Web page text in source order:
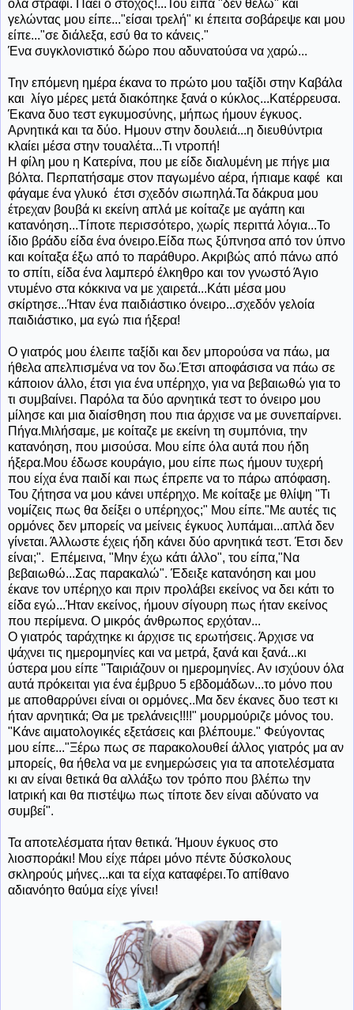
όλα στράφι. Πάει ο στόχος!...Του είπα "δεν θέλω" και
γελώντας μου είπε..."είσαι τρελή" κι έπειτα σοβάρεψε και μου
είπε..."σε διάλεξα, εσύ θα το κάνεις."
Ένα συγκλονιστικό δώρο που αδυνατούσα να χαρώ...
Την επόμενη ημέρα έκανα το πρώτο μου ταξίδι στην Καβάλα
και λίγο μέρες μετά διακόπηκε ξανά ο κύκλος...Κατέρρευσα.
Έκανα δυο τεστ εγκυμοσύνης, μήπως ήμουν έγκυος.
Αρνητικά και τα δύο. Ημουν στην δουλειά...η διευθύντρια
κλαίει μέσα στην τουαλέτα...Τι ντροπή!
Η φίλη μου η Κατερίνα, που με είδε διαλυμένη με πήγε μια
βόλτα. Περπατήσαμε στον παγωμένο αέρα, ήπιαμε καφέ και
φάγαμε ένα γλυκό έτσι σχεδόν σιωπηλά.Τα δάκρυα μου
έτρεχαν βουβά κι εκείνη απλά με κοίταζε με αγάπη και
κατανόηση...Τίποτε περισσότερο, χωρίς περιττά λόγια...Το
ίδιο βράδυ είδα ένα όνειρο.Είδα πως ξύπνησα από τον ύπνο
και κοίταξα έξω από το παράθυρο. Ακριβώς από πάνω από
το σπίτι, είδα ένα λαμπερό έλκηθρο και τον γνωστό Άγιο
ντυμένο στα κόκκινα να με χαιρετά...Κάτι μέσα μου
σκίρτησε...Ήταν ένα παιδιάστικο όνειρο...σχεδόν γελοία
παιδιάστικο, μα εγώ πια ήξερα!
Ο γιατρός μου έλειπε ταξίδι και δεν μπορούσα να πάω, μα
ήθελα απελπισμένα να τον δω.Έτσι αποφάσισα να πάω σε
κάποιον άλλο, έτσι για ένα υπέρηχο, για να βεβαιωθώ για το
τι συμβαίνει. Παρόλα τα δύο αρνητικά τεστ το όνειρο μου
μίλησε και μια διαίσθηση που πια άρχισε να με συνεπαίρνει.
Πήγα.Μιλήσαμε, με κοίταζε με εκείνη τη συμπόνια, την
κατανόηση, που μισούσα. Μου είπε όλα αυτά που ήδη
ήξερα.Μου έδωσε κουράγιο, μου είπε πως ήμουν τυχερή
που είχα ένα παιδί και πως έπρεπε να το πάρω απόφαση.
Του ζήτησα να μου κάνει υπέρηχο. Με κοίταξε με θλίψη "Τι
νομίζεις πως θα δείξει ο υπέρηχος;" Μου είπε."Με αυτές τις
ορμόνες δεν μπορείς να μείνεις έγκυος λυπάμαι...απλά δεν
γίνεται. Άλλωστε έχεις ήδη κάνει δύο αρνητικά τεστ. Έτσι δεν
είναι;". Επέμεινα, "Μην έχω κάτι άλλο", του είπα,"Να
βεβαιωθώ...Σας παρακαλώ". Έδειξε κατανόηση και μου
έκανε τον υπέρηχο και πριν προλάβει εκείνος να δει κάτι το
είδα εγώ...Ήταν εκείνος, ήμουν σίγουρη πως ήταν εκείνος
που περίμενα. Ο μικρός άνθρωπος ερχόταν...
Ο γιατρός ταράχτηκε κι άρχισε τις ερωτήσεις. Άρχισε να
ψάχνει τις ημερομηνίες και να μετρά, ξανά και ξανά...κι
ύστερα μου είπε "Ταιριάζουν οι ημερομηνίες. Αν ισχύουν όλα
αυτά πρόκειται για ένα έμβρυο 5 εβδομάδων...το μόνο που
με αποθαρρύνει είναι οι ορμόνες..Μα δεν έκανες δυο τεστ κι
ήταν αρνητικά; Θα με τρελάνεις!!!!" μουρμούριζε μόνος του.
"Κάνε αιματολογικές εξετάσεις και βλέπουμε." Φεύγοντας
μου είπε..."Ξέρω πως σε παρακολουθεί άλλος γιατρός μα αν
μπορείς, θα ήθελα να με ενημερώσεις για τα αποτελέσματα
κι αν είναι θετικά θα αλλάξω τον τρόπο που βλέπω την
Ιατρική και θα πιστέψω πως τίποτε δεν είναι αδύνατο να
συμβεί".
Τα αποτελέσματα ήταν θετικά. Ήμουν έγκυος στο
λιοσποράκι! Μου είχε πάρει μόνο πέντε δύσκολους
σκληρούς μήνες...και τα είχα καταφέρει.Το απίθανο
αδιανόητο θαύμα είχε γίνει!